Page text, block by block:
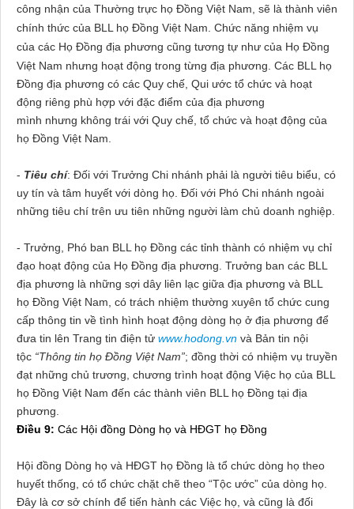
công nhận của Thường trực họ Đồng Việt Nam , sẽ là thành viên
chính thức của BLL họ Đồng Việt Nam . Chức năng nhiệm vụ
của các Họ Đồng địa phương cũng tương tự như của Họ Đồng
Việt Nam nhưng hoạt động trong từng địa phương. Các BLL họ
Đồng địa phương có các Quy chế, Qui ước tổ chức và hoạt
động riêng phù hợp với đặc điểm của địa phương
mình nhưng không trái với Quy chế, tổ chức và hoạt động của
họ Đồng Việt Nam.
- Tiêu chí: Đối với Trưởng Chi nhánh phải là người tiêu biểu, có
uy tín và tâm huyết với dòng họ. Đối với Phó Chi nhánh ngoài
những tiêu chí trên ưu tiên những người làm chủ doanh nghiệp.
- Trưởng, Phó ban BLL họ Đồng các tỉnh thành có nhiệm vụ chỉ
đạo hoạt động của Họ Đồng địa phương. Trưởng ban các BLL
địa phương là những sợi dây liên lạc giữa địa phương và BLL
họ Đồng Việt Nam, có trách nhiệm thường xuyên tổ chức cung
cấp thông tin về tình hình hoạt động dòng họ ở địa phương để
đưa tin lên Trang tin điện tử www.hodong.vn và Bản tin nội
tộc “Thông tin họ Đồng Việt Nam”; đồng thời có nhiệm vụ truyền
đạt những chủ trương, chương trình hoạt động Việc họ của BLL
họ Đồng Việt Nam đến các thành viên BLL họ Đồng tại địa
phương.
Điều 9: Các Hội đồng Dòng họ và HĐGT họ Đồng
Hội đồng Dòng họ và HĐGT họ Đồng là tổ chức dòng họ theo
huyết thống, có tổ chức chặt chẽ theo “Tộc ước” của dòng họ.
Đây là cơ sở chính để tiến hành các Việc họ, và cũng là đối